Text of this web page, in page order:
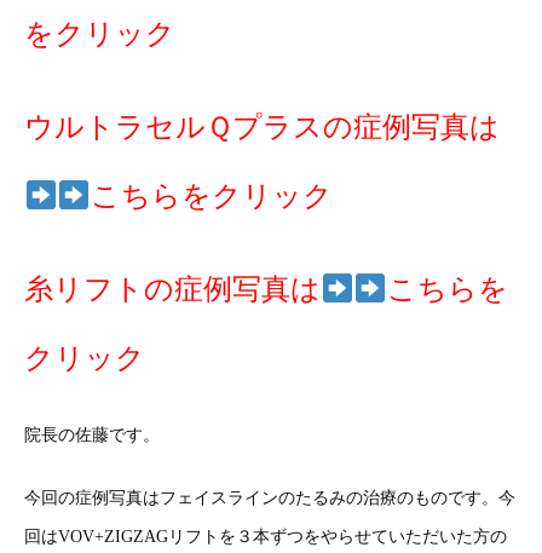
をクリック
ウルトラセルＱプラスの症例写真は
こちらをクリック
糸リフトの症例写真は こちらを
クリック
院長の佐藤です。
今回の症例写真はフェイスラインのたるみの治療のものです。今
回はVOV+ZIGZAGリフトを３本ずつをやらせていただいた方の